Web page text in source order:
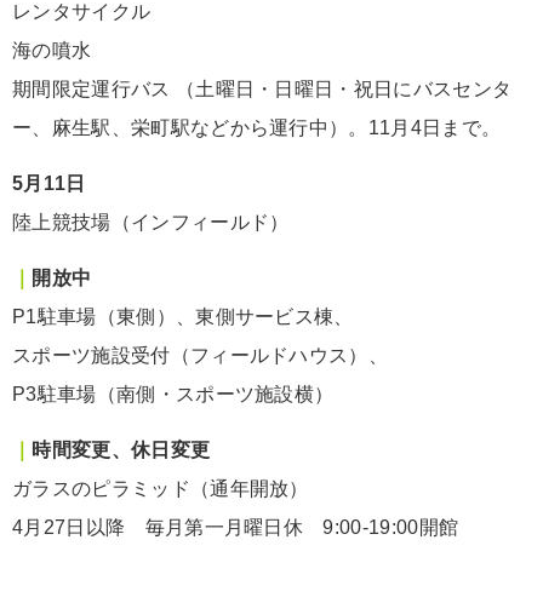
レンタサイクル
海の噴水
期間限定運行バス （土曜日・日曜日・祝日にバスセンタ
ー、麻生駅、栄町駅などから運行中）。11月4日まで。
5月11日
陸上競技場（インフィールド）
開放中
P1駐車場（東側）、東側サービス棟、
スポーツ施設受付（フィールドハウス）、
P3駐車場（南側・スポーツ施設横）
時間変更、休日変更
ガラスのピラミッド（通年開放）
4月27日以降 毎月第一月曜日休 9:00-19:00開館